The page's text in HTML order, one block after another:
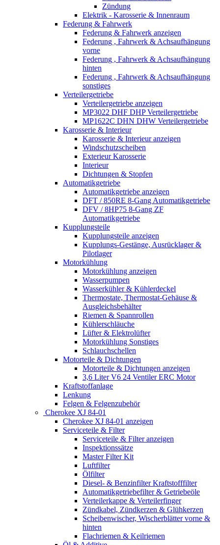
Zündung
Elektrik - Karosserie & Innenraum
Federung & Fahrwerk
Federung & Fahrwerk anzeigen
Federung , Fahrwerk & Achsaufhängung
vorne
Federung , Fahrwerk & Achsaufhängung
hinten
Federung , Fahrwerk & Achsaufhängung
sonstiges
Verteilergetriebe
Verteilergetriebe anzeigen
MP3022 DHF DHP Verteilergetriebe
MP1622C DHN DHW Verteilergetriebe
Karosserie & Interieur
Karosserie & Interieur anzeigen
Windschutzscheiben
Exterieur Karosserie
Interieur
Dichtungen & Stopfen
Automatikgetriebe
Automatikgetriebe anzeigen
DFT / 850RE 8-Gang Automatikgetriebe
DFV / 8HP75 8-Gang ZF
Automatikgetriebe
Kupplungsteile
Kupplungsteile anzeigen
Kupplungs-Gestänge, Ausrücklager &
Pilotlager
Motorkühlung
Motorkühlung anzeigen
Wasserpumpen
Wasserkühler & Kühlerdeckel
Thermostate, Thermostat-Gehäuse &
Ausgleichsbehälter
Riemen & Spannrollen
Kühlerschläuche
Lüfter & Elektrolüfter
Motorkühlung Sonstiges
Schlauchschellen
Motorteile & Dichtungen
Motorteile & Dichtungen anzeigen
3,6 Liter V6 24 Ventiler ERC Motor
Kraftstoffanlage
Lenkung
Felgen & Felgenzubehör
Cherokee XJ 84-01
Cherokee XJ 84-01 anzeigen
Serviceteile & Filter
Serviceteile & Filter anzeigen
Inspektionssätze
Master Filter Kit
Luftfilter
Ölfilter
Diesel- & Benzinfilter Kraftstofffilter
Automatikgetriebefilter & Getriebeöle
Verteilerkappe & Verteilerfinger
Zündkabel, Zündkerzen & Glühkerzen
Scheibenwischer, Wischerblätter vorne &
hinten
Flachriemen & Keilriemen